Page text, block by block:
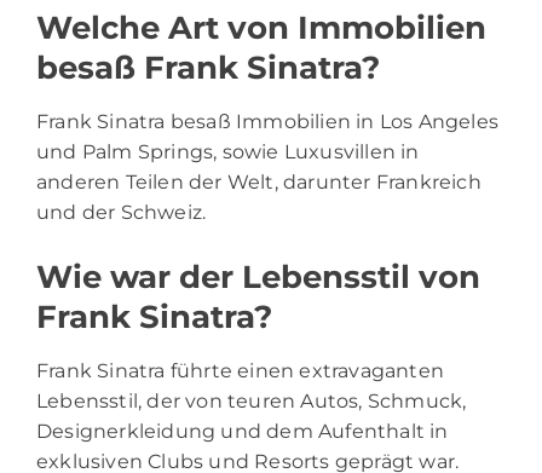
Welche Art von Immobilien
besaß Frank Sinatra?
Frank Sinatra besaß Immobilien in Los Angeles
und Palm Springs, sowie Luxusvillen in
anderen Teilen der Welt, darunter Frankreich
und der Schweiz.
Wie war der Lebensstil von
Frank Sinatra?
Frank Sinatra führte einen extravaganten
Lebensstil, der von teuren Autos, Schmuck,
Designerkleidung und dem Aufenthalt in
exklusiven Clubs und Resorts geprägt war.